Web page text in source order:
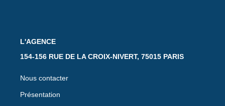
L'AGENCE
154-156 RUE DE LA CROIX-NIVERT, 75015 PARIS
Nous contacter
Présentation